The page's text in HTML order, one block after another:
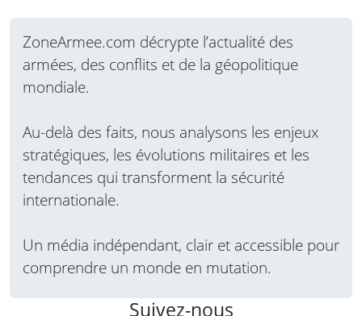
ZoneArmee.com décrypte l’actualité des
armées, des conflits et de la géopolitique
mondiale.
Au-delà des faits, nous analysons les enjeux
stratégiques, les évolutions militaires et les
tendances qui transforment la sécurité
internationale.
Un média indépendant, clair et accessible pour
comprendre un monde en mutation.
Suivez-nous